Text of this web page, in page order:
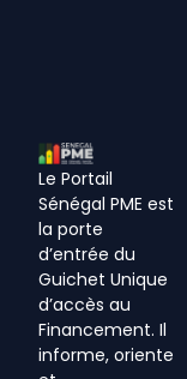
Le Portail
Sénégal PME est
la porte
d’entrée du
Guichet Unique
d’accès au
Financement. Il
informe, oriente